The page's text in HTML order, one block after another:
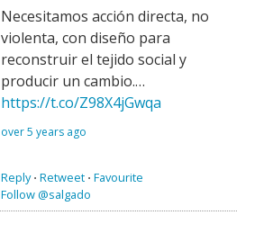
Necesitamos acción directa, no
violenta, con diseño para
reconstruir el tejido social y
producir un cambio.…
https://t.co/Z98X4jGwqa
over 5 years ago
Reply⋅ Retweet ⋅ Favourite
Follow @salgado